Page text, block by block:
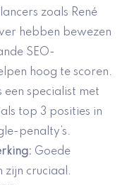
zoals René
hebben bewezen
SEO-
hoog te scoren.
een specialist met
top 3 posities in
penalty’s.
: Goede
zijn cruciaal.